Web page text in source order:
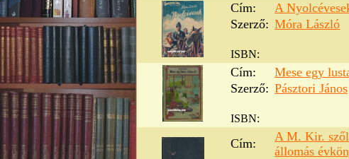
Cím:
A
Szerző: Móra László
ISBN:
Cím:
Mese egy
Szerző: Pásztori János
ISBN:
Cím:
A M. Kir.
állomás